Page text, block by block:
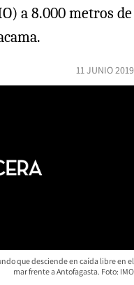
a 8.000 metros de
11 JUNIO 2019
que desciende en caída libre en el
mar frente a Antofagasta. Foto: IMO